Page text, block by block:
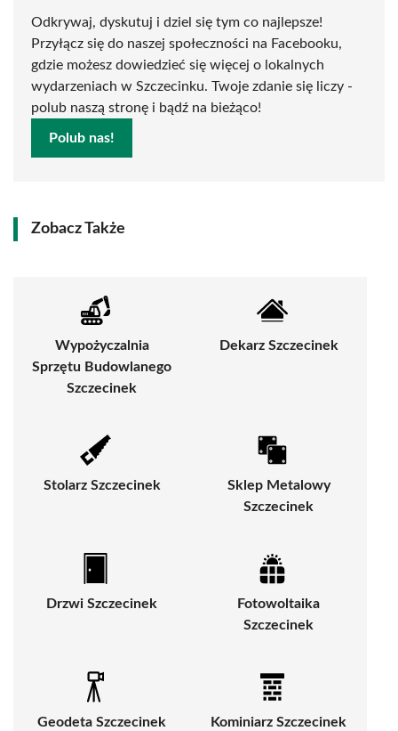
Odkrywaj, dyskutuj i dziel się tym co najlepsze!
Przyłącz się do naszej społeczności na Facebooku,
gdzie możesz dowiedzieć się więcej o lokalnych
wydarzeniach w Szczecinku. Twoje zdanie się liczy -
polub naszą stronę i bądź na bieżąco!
Polub nas!
Zobacz Także
Wypożyczalnia
Sprzętu Budowlanego
Szczecinek
Dekarz Szczecinek
Stolarz Szczecinek
Sklep Metalowy
Szczecinek
Drzwi Szczecinek
Fotowoltaika
Szczecinek
Geodeta Szczecinek Kominiarz Szczecinek